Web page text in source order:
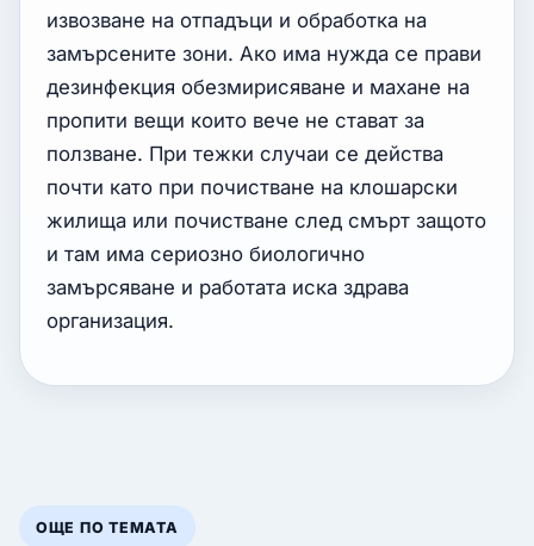
извозване на отпадъци и обработка на
замърсените зони. Ако има нужда се прави
дезинфекция обезмирисяване и махане на
пропити вещи които вече не стават за
ползване. При тежки случаи се действа
почти като при почистване на клошарски
жилища или почистване след смърт защото
и там има сериозно биологично
замърсяване и работата иска здрава
организация.
ОЩЕ ПО ТЕМАТА